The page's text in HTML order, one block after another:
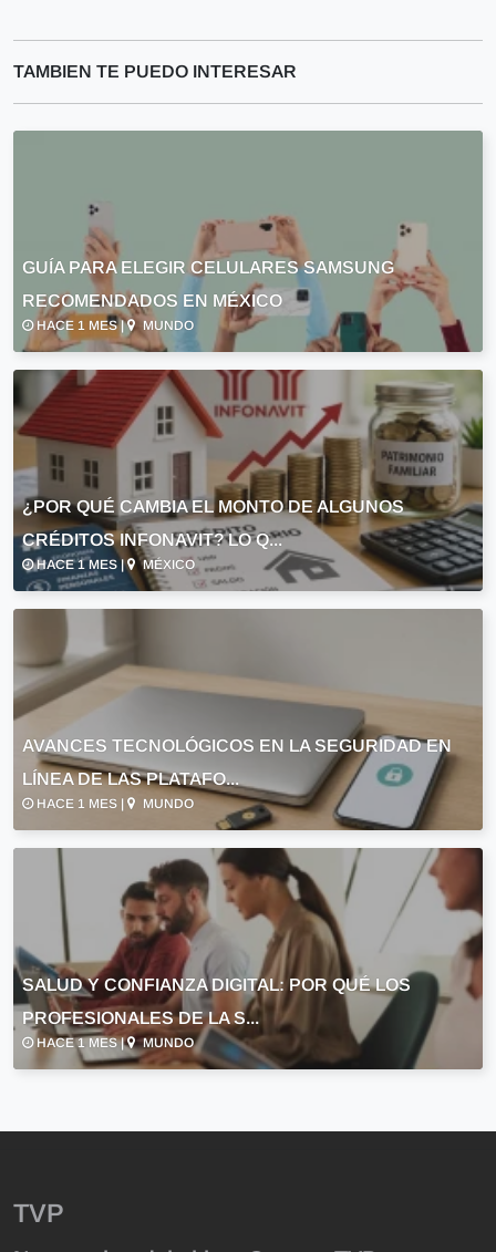
TAMBIEN TE PUEDO INTERESAR
GUÍA PARA ELEGIR CELULARES SAMSUNG
RECOMENDADOS EN MÉXICO
HACE 1 MES | MUNDO
¿POR QUÉ CAMBIA EL MONTO DE ALGUNOS
CRÉDITOS INFONAVIT? LO Q...
HACE 1 MES | MÉXICO
AVANCES TECNOLÓGICOS EN LA SEGURIDAD EN
LÍNEA DE LAS PLATAFO...
HACE 1 MES | MUNDO
SALUD Y CONFIANZA DIGITAL: POR QUÉ LOS
PROFESIONALES DE LA S...
HACE 1 MES | MUNDO
TVP